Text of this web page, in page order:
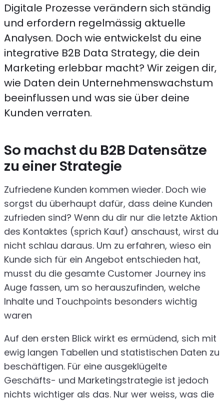
Digitale Prozesse verändern sich ständig
und erfordern regelmässig aktuelle
Analysen. Doch wie entwickelst du eine
integrative B2B Data Strategy, die dein
Marketing erlebbar macht? Wir zeigen dir,
wie Daten dein Unternehmenswachstum
beeinflussen und was sie über deine
Kunden verraten.
So machst du B2B Datensätze
zu einer Strategie
Zufriedene Kunden kommen wieder. Doch wie
sorgst du überhaupt dafür, dass deine Kunden
zufrieden sind? Wenn du dir nur die letzte Aktion
des Kontaktes (sprich Kauf) anschaust, wirst du
nicht schlau daraus. Um zu erfahren, wieso ein
Kunde sich für ein Angebot entschieden hat,
musst du die gesamte Customer Journey ins
Auge fassen, um so herauszufinden, welche
Inhalte und Touchpoints besonders wichtig
waren
Auf den ersten Blick wirkt es ermüdend, sich mit
ewig langen Tabellen und statistischen Daten zu
beschäftigen. Für eine ausgeklügelte
Geschäfts- und Marketingstrategie ist jedoch
nichts wichtiger als das. Nur wer weiss, was die